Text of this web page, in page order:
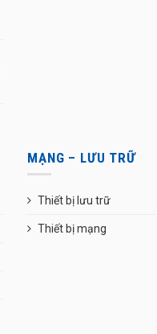
MẠNG – LƯU TRỮ
Thiết bị lưu trữ
Thiết bị mạng